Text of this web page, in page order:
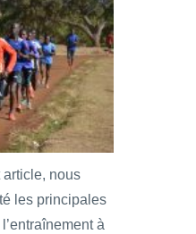
article, nous
les principales
à